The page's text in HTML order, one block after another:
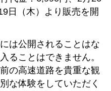
日（木）より販売を開
は公開されることはな
ることはできません。
の高速道路を貴重な観
な体験をしていただく